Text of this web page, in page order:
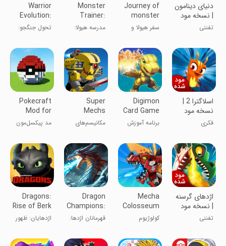
دنیای دینامون
| نسخه مود
شده
تفننی
Journey of
monster
and tamer
سفر هیولا و
Monster
Trainer:
Catching
Game
مدرسه هیولا:
Warrior
Evolution:
Fight
تحول جنگجو:
اسلاگترا 2 |
نسخه مود
شده
فکری
Digimon
Card Game
Tutorial
App
برنامه آموزش
دیجی‌مون
Super
Mechs
مکانیسم‌های
Pokecraft
Mod for
Minecraft
مد پیکسل‌مون
PE
اژدهای گرسنه
| نسخه مود
شده
تفننی
Mecha
Colosseum
کولوژیوم
Dragon
Champions:
Call Of War
قهرمانان اژدها:
Dragons:
Rise of Berk
اژدهایان: ظهور